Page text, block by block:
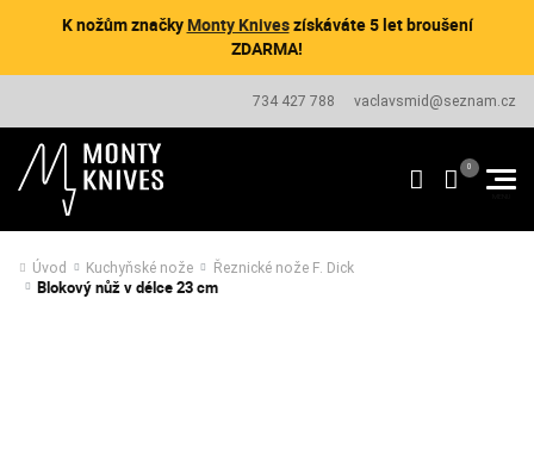
K nožům značkyMonty Kniveszískáváte 5 let broušení
ZDARMA!
734 427 788 vaclavsmid@seznam.cz
Úvod Kuchyňské nože Řeznické nože F. Dick
Blokový nůž v délce 23 cm